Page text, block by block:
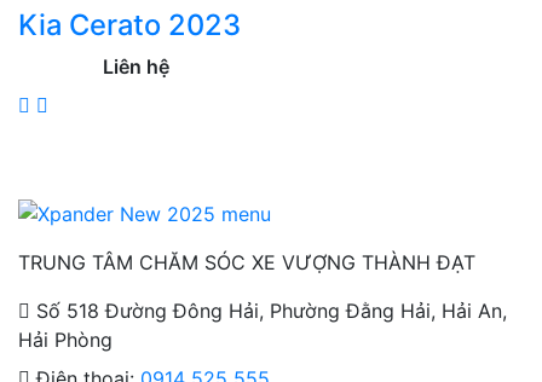
Kia Cerato 2023
Liên hệ
TRUNG TÂM CHĂM SÓC XE VƯỢNG THÀNH ĐẠT
Số 518 Đường Đông Hải, Phường Đằng Hải, Hải An,
Hải Phòng